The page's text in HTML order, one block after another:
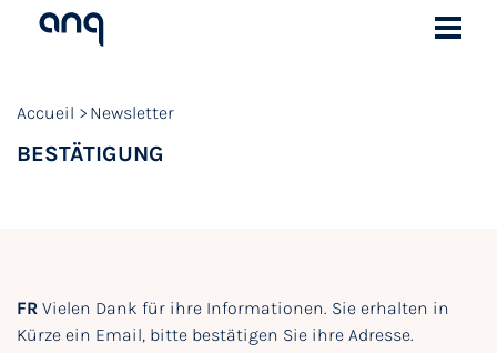
Accueil Newsletter
BESTÄTIGUNG
FR Vielen Dank für ihre Informationen. Sie erhalten in
Kürze ein Email, bitte bestätigen Sie ihre Adresse.